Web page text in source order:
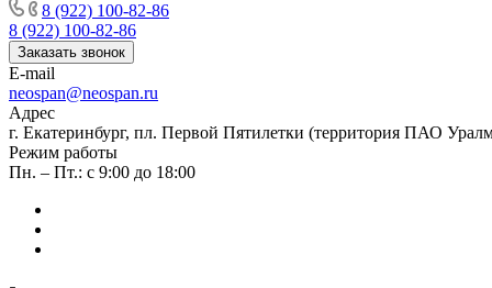
8 (922) 100-82-86
8 (922) 100-82-86
Заказать звонок
E-mail
neospan@neospan.ru
Адрес
г. Екатеринбург, пл. Первой Пятилетки (территория ПАО
Режим работы
Пн. – Пт.: с 9:00 до 18:00